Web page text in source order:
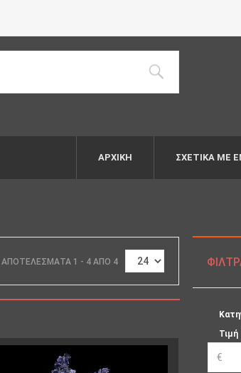
ΑΡΧΙΚΉ ΣΧΕΤΙΚΆ ΜΕ
ΑΠΟΤΕΛΈΣΜΑΤΑ 1 - 4 ΑΠΌ 4
Τιμή